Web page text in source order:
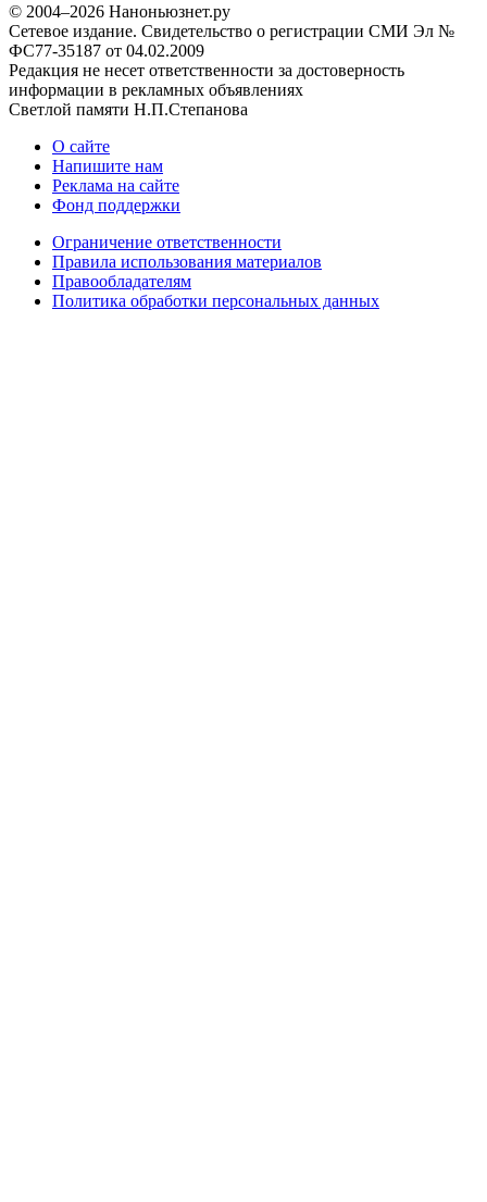
© 2004–2026 Наноньюзнет.ру
Сетевое издание. Свидетельство о регистрации СМИ Эл №
ФС77-35187 от 04.02.2009
Редакция не несет ответственности за достоверность
информации в рекламных объявлениях
Светлой памяти Н.П.Степанова
О сайте
Напишите нам
Реклама на сайте
Фонд поддержки
Ограничение ответственности
Правила использования материалов
Правообладателям
Политика обработки персональных данных